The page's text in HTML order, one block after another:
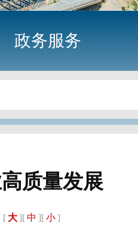
政务服务
质量发展
[ 大 ][中 ][小 ]